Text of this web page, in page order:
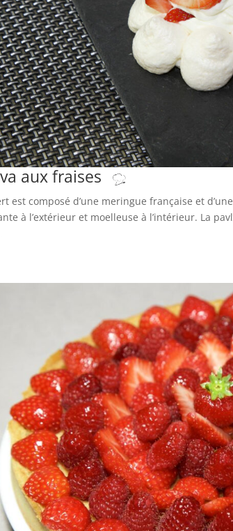
aux fraises
est composé d’une meringue française et
à l’extérieur et moelleuse à l’intérieur. La